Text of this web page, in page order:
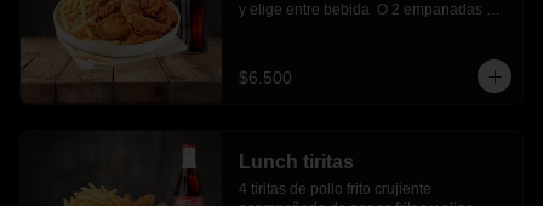
y elige entre bebida  O 2 empanadas
$6.500
Lunch tiritas
4 tiritas de pollo frito crujiente